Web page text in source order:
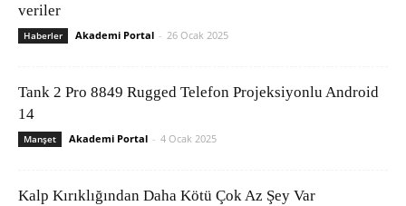
veriler
Haberler Akademi Portal - 26 Ocak 2025
Tank 2 Pro 8849 Rugged Telefon Projeksiyonlu Android
14
Manşet Akademi Portal - 4 Ocak 2025
Kalp Kırıklığından Daha Kötü Çok Az Şey Var